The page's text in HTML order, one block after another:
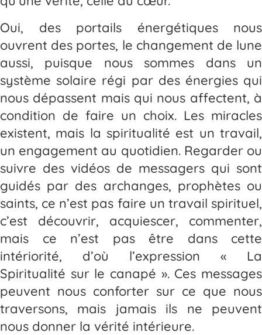
Oui, des portails énergétiques nous
ouvrent des portes, le changement de lune
aussi, puisque nous sommes dans un
système solaire régi par des énergies qui
nous dépassent mais qui nous affectent, à
condition de faire un choix. Les miracles
existent, mais la spiritualité est un travail,
un engagement au quotidien. Regarder ou
suivre des vidéos de messagers qui sont
guidés par des archanges, prophètes ou
saints, ce n’est pas faire un travail spirituel,
c’est découvrir, acquiescer, commenter,
mais ce n’est pas être dans cette
intériorité, d’où l’expression « La
Spiritualité sur le canapé ». Ces messages
peuvent nous conforter sur ce que nous
traversons, mais jamais ils ne peuvent
nous donner la vérité intérieure.